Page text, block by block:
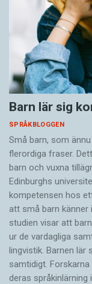
Barn lär sig
SPRÅKBLOGGEN
Små barn, som
flerordiga fraser.
barn och vuxna
Edinburghs
kompetensen hos
att små barn känner
studien visar att
ur de vardagliga
lingvistik. Barnen lär
samtidigt.
deras